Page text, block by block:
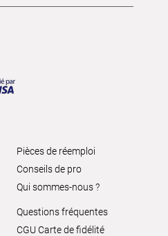
Pièces de réemploi
Conseils de pro
Qui sommes-nous ?
Questions fréquentes
CGU Carte de fidélité